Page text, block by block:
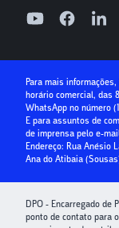
Superlógica IA
Crédito para
Paybox
Seg à Sex, das 9h
Para mais
horário comercial, das
WhatsApp no número
E para assuntos de
de imprensa pelo e-
Endereço: Rua Anésio
Ana do Atibaia
DPO - Encarregado de
ponto de contato para